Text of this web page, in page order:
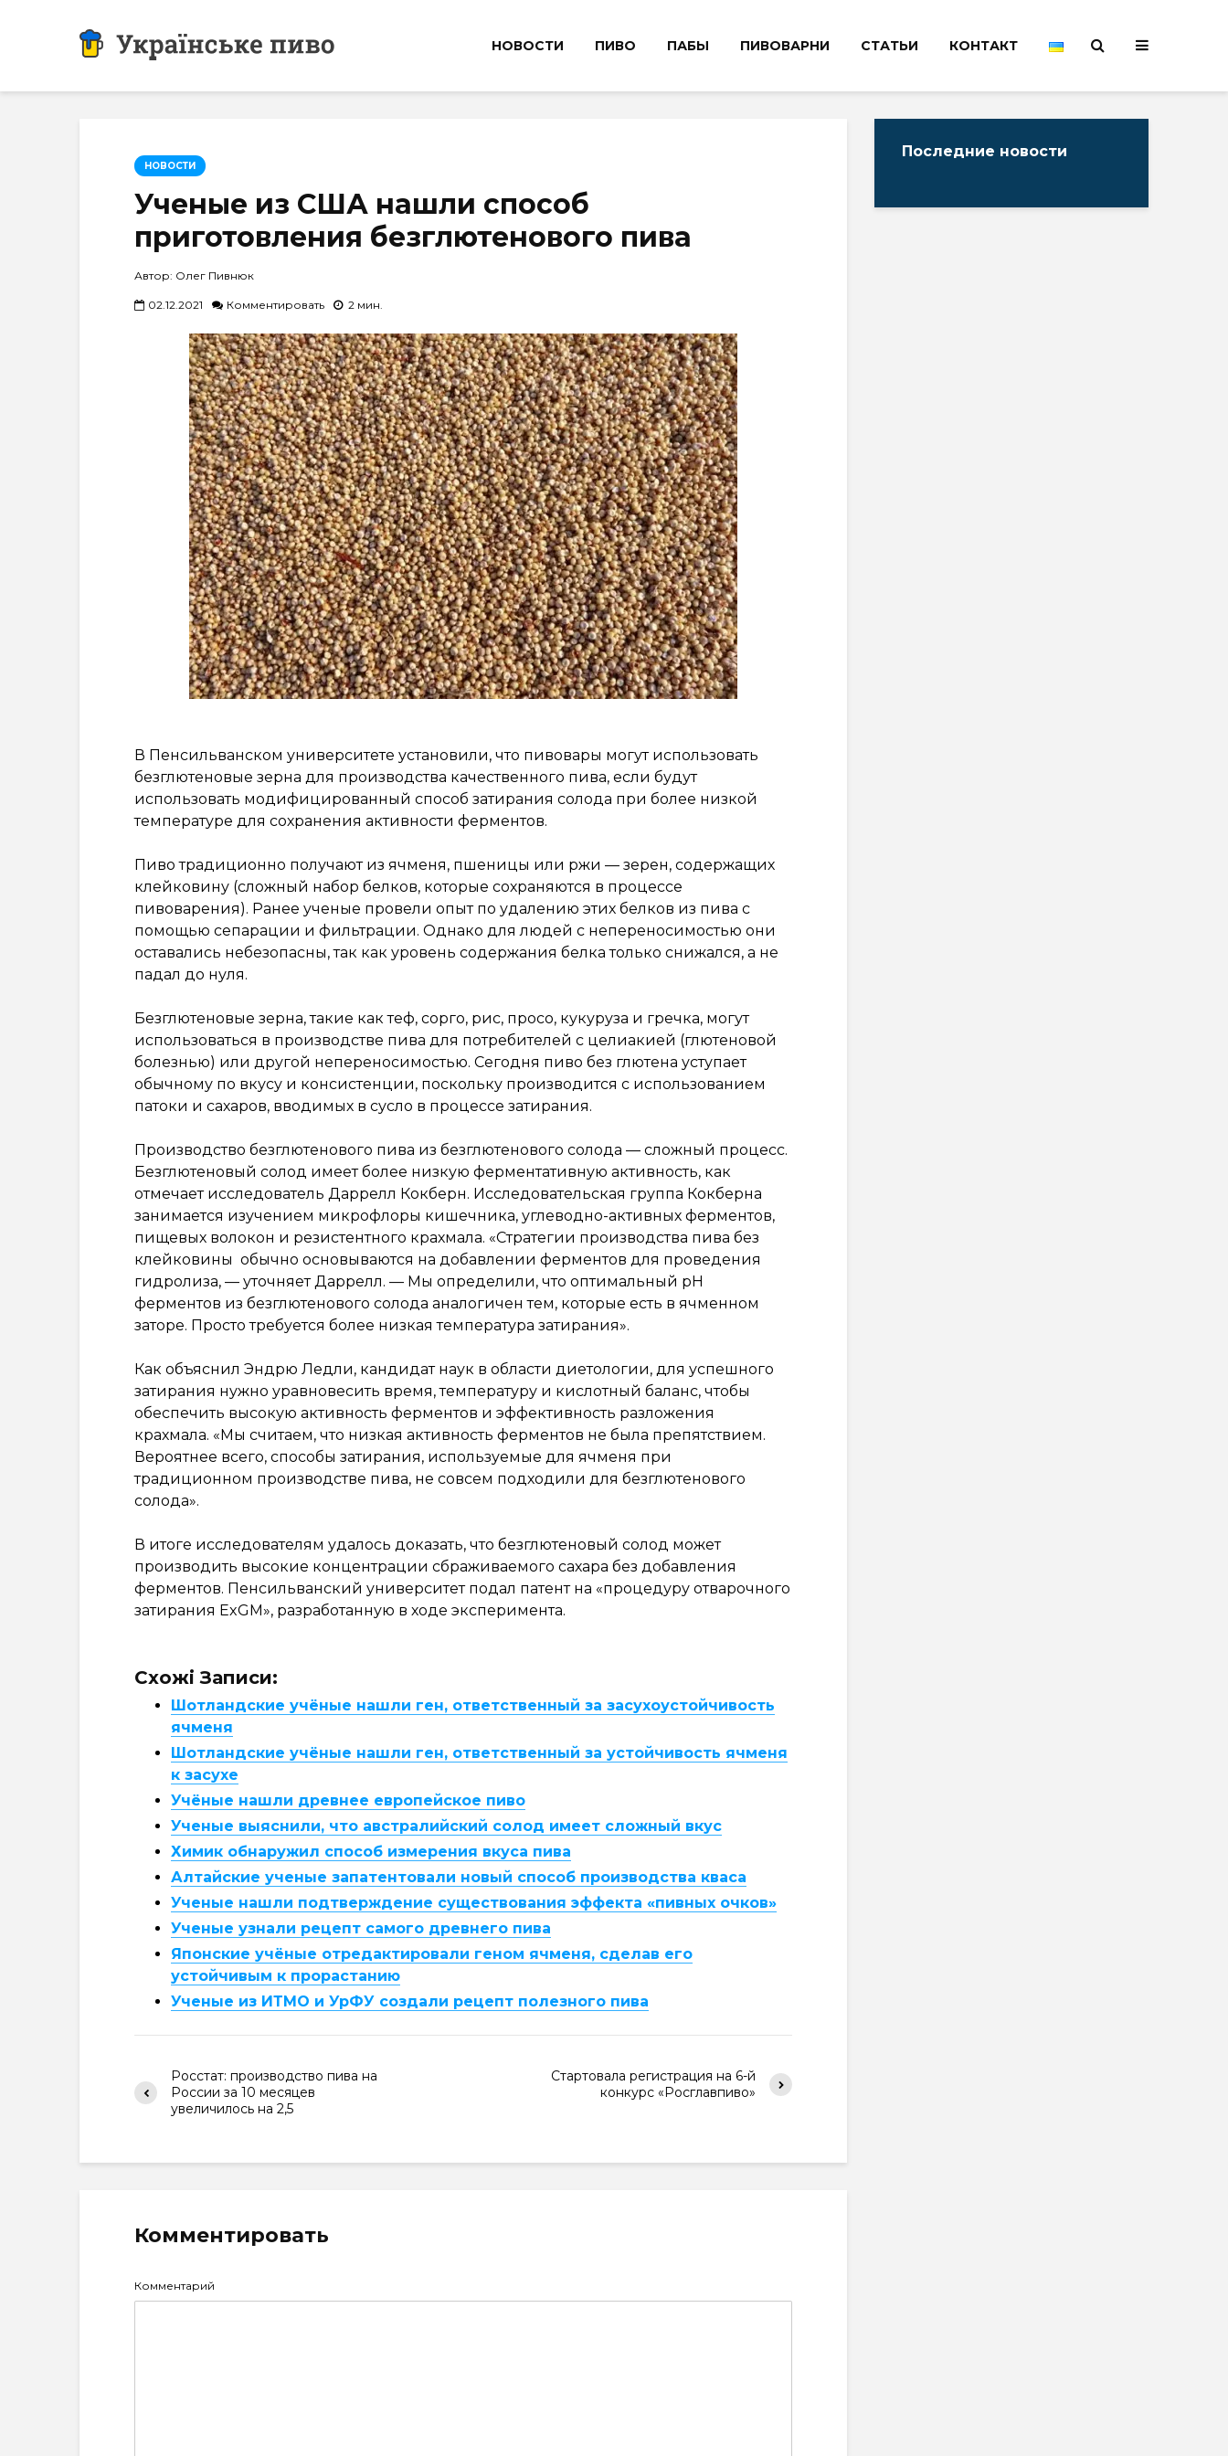
НОВОСТИ ПИВО ПАБЫ ПИВОВАРНИ СТАТЬИ КОНТАКТ
НОВОСТИ
Ученые из США нашли способ
приготовления безглютенового пива
Автор: Олег Пивнюк
02.12.2021 Комментировать 2 мин.
В Пенсильванском университете установили, что пивовары могут использовать
безглютеновые зерна для производства качественного пива, если будут
использовать модифицированный способ затирания солода при более низкой
температуре для сохранения активности ферментов.
Пиво традиционно получают из ячменя, пшеницы или ржи — зерен, содержащих
клейковину (сложный набор белков, которые сохраняются в процессе
пивоварения). Ранее ученые провели опыт по удалению этих белков из пива с
помощью сепарации и фильтрации. Однако для людей с непереносимостью они
оставались небезопасны, так как уровень содержания белка только снижался, а не
падал до нуля.
Безглютеновые зерна, такие как теф, сорго, рис, просо, кукуруза и гречка, могут
использоваться в производстве пива для потребителей с целиакией (глютеновой
болезнью) или другой непереносимостью. Сегодня пиво без глютена уступает
обычному по вкусу и консистенции, поскольку производится с использованием
патоки и сахаров, вводимых в сусло в процессе затирания.
Производство безглютенового пива из безглютенового солода — сложный процесс.
Безглютеновый солод имеет более низкую ферментативную активность, как
отмечает исследователь Даррелл Кокберн. Исследовательская группа Кокберна
занимается изучением микрофлоры кишечника, углеводно-активных ферментов,
пищевых волокон и резистентного крахмала. «Стратегии производства пива без
клейковины обычно основываются на добавлении ферментов для проведения
гидролиза, — уточняет Даррелл. — Мы определили, что оптимальный pH
ферментов из безглютенового солода аналогичен тем, которые есть в ячменном
заторе. Просто требуется более низкая температура затирания».
Как объяснил Эндрю Ледли, кандидат наук в области диетологии, для успешного
затирания нужно уравновесить время, температуру и кислотный баланс, чтобы
обеспечить высокую активность ферментов и эффективность разложения
крахмала. «Мы считаем, что низкая активность ферментов не была препятствием.
Вероятнее всего, способы затирания, используемые для ячменя при
традиционном производстве пива, не совсем подходили для безглютенового
солода».
В итоге исследователям удалось доказать, что безглютеновый солод может
производить высокие концентрации сбраживаемого сахара без добавления
ферментов. Пенсильванский университет подал патент на «процедуру отварочного
затирания ExGM», разработанную в ходе эксперимента.
Схожі Записи:
Шотландские учёные нашли ген, ответственный за засухоустойчивость
ячменя
Шотландские учёные нашли ген, ответственный за устойчивость ячменя
к засухе
Учёные нашли древнее европейское пиво
Ученые выяснили, что австралийский солод имеет сложный вкус
Химик обнаружил способ измерения вкуса пива
Алтайские ученые запатентовали новый способ производства кваса
Ученые нашли подтверждение существования эффекта «пивных очков»
Ученые узнали рецепт самого древнего пива
Японские учёные отредактировали геном ячменя, сделав его
устойчивым к прорастанию
Ученые из ИТМО и УрФУ создали рецепт полезного пива
Росстат: производство пива на
России за 10 месяцев
увеличилось на 2,5
Стартовала регистрация на 6-й
конкурс «Росглавпиво»
Комментировать
Комментарий
Последние новости